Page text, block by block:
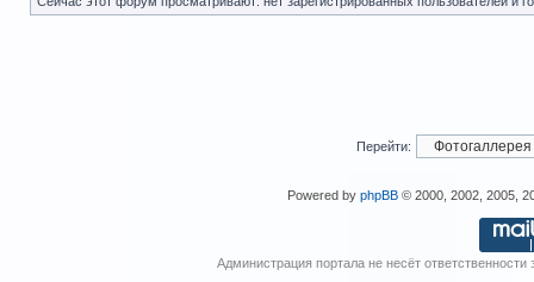
Перейти:
Powered by phpBB© 2000, 2002, 2005,
Администрация портала не несёт